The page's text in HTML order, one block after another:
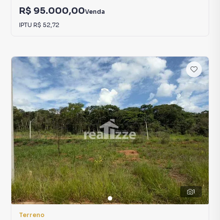
R$ 95.000,00Venda
IPTU R$ 52,72
1
Terreno